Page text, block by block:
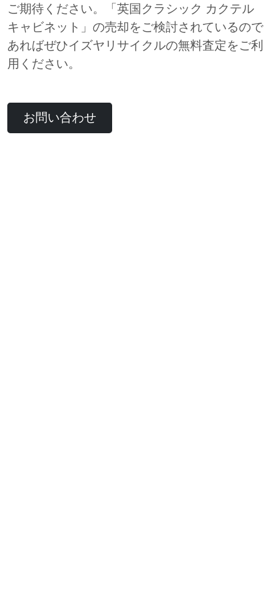
ご期待ください。「英国クラシック カクテル
キャビネット」の売却をご検討されているので
あればぜひイズヤリサイクルの無料査定をご利
用ください。
お問い合わせ